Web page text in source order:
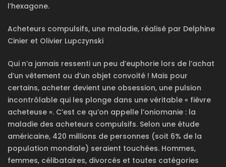
l’hexagone.
Acheteurs compulsifs, une maladie, réalisé par Delphine
Cinier et Olivier Lupczynski
Qui n’a jamais ressenti un peu d’euphorie lors de l’achat
d’un vêtement ou d’un objet convoité ! Mais pour
certains, acheter devient une obsession, une pulsion
incontrôlable qui les plonge dans une véritable « fièvre
acheteuse ». C’est ce qu’on appelle l’oniomanie : la
maladie des acheteurs compulsifs. Selon une étude
américaine, 420 millions de personnes (soit 6% de la
population mondiale) seraient touchées. Hommes,
femmes, célibataires, divorcés et toutes catégories